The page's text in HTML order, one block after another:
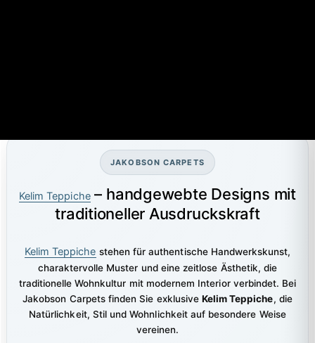
JAKOBSON CARPETS
Kelim Teppiche– handgewebte Designs mit
traditioneller Ausdruckskraft
Kelim Teppiche stehen für authentische Handwerkskunst,
charaktervolle Muster und eine zeitlose Ästhetik, die
traditionelle Wohnkultur mit modernem Interior verbindet. Bei
Jakobson Carpets finden Sie exklusive Kelim Teppiche, die
Natürlichkeit, Stil und Wohnlichkeit auf besondere Weise
vereinen.